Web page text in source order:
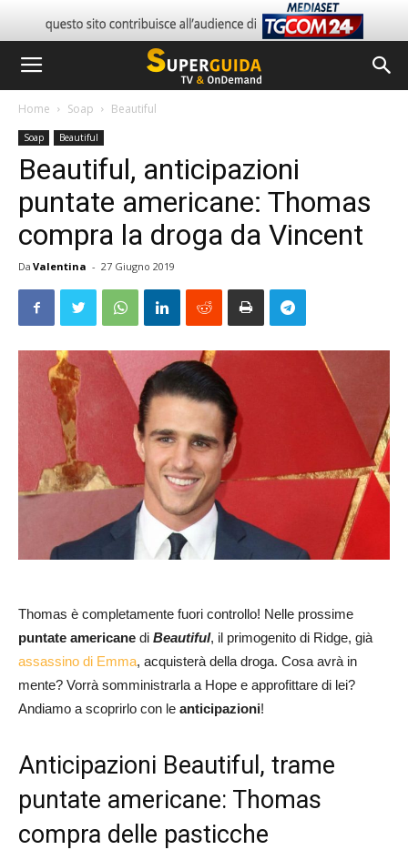
Home Soap Beautiful
Soap Beautiful
Beautiful, anticipazioni
puntate americane: Thomas
compra la droga da Vincent
Da Valentina - 27 Giugno 2019
Thomas è completamente fuori controllo! Nelle prossime
puntate americane di Beautiful, il primogenito di Ridge, già
assassino di Emma, acquisterà della droga. Cosa avrà in
mente? Vorrà somministrarla a Hope e approfittare di lei?
Andiamo a scoprirlo con le anticipazioni!
Anticipazioni Beautiful, trame
puntate americane: Thomas
compra delle pasticche